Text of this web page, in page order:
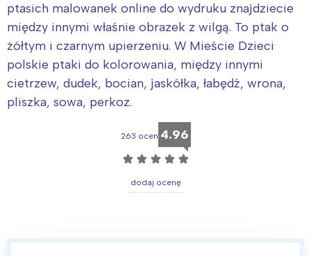
ptasich malowanek online do wydruku znajdziecie
między innymi właśnie obrazek z wilgą. To ptak o
żółtym i czarnym upierzeniu. W Mieście Dzieci
polskie ptaki do kolorowania, między innymi
cietrzew, dudek, bocian, jaskółka, łabędź, wrona,
pliszka, sowa, perkoz.
263 ocen 4.96
☆ ☆ ☆ ☆ ☆
dodaj ocenę